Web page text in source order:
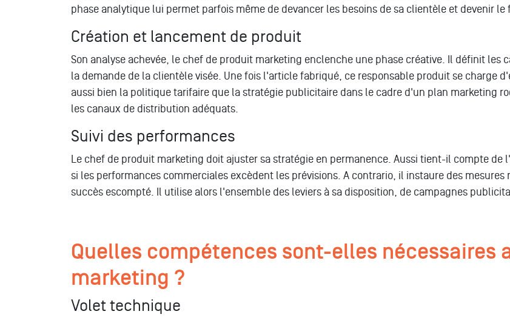
phase analytique lui permet parfois même de devancer les besoins de sa clientèle et devenir
Création et lancement de produit
Son analyse achevée, le chef de produit marketing enclenche une phase créative. Il définit
la demande de la clientèle visée. Une fois l'article fabriqué, ce responsable produit se charge
aussi bien la politique tarifaire que la stratégie publicitaire dans le cadre d'un plan marketing
les canaux de distribution adéquats.
Suivi des performances
Le chef de produit marketing doit ajuster sa stratégie en permanence. Aussi tient-il compte
si les performances commerciales excèdent les prévisions. A contrario, il instaure des
succès escompté. Il utilise alors l'ensemble des leviers à sa disposition, de campagnes
Quelles compétences sont-elles nécessaires
marketing ?
Volet technique